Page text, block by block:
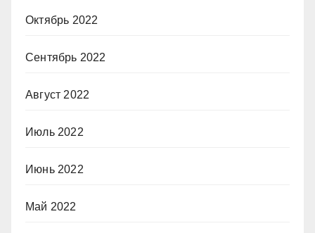
Октябрь 2022
Сентябрь 2022
Август 2022
Июль 2022
Июнь 2022
Май 2022